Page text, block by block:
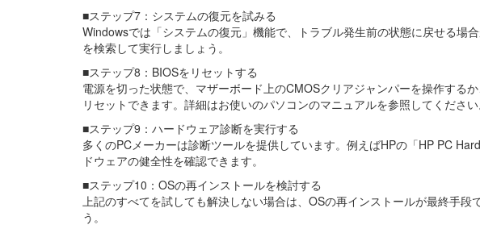
■ステップ7：システムの復元を試みる
Windowsでは「システムの復元」機能で、トラブル発生前の状態に戻せる場
を検索して実行しましょう。
■ステップ8：BIOSをリセットする
電源を切った状態で、マザーボード上のCMOSクリアジャンパーを操作する
リセットできます。詳細はお使いのパソコンのマニュアルを参照してください
■ステップ9：ハードウェア診断を実行する
多くのPCメーカーは診断ツールを提供しています。例えばHPの「HP PC
ドウェアの健全性を確認できます。
■ステップ10：OSの再インストールを検討する
上記のすべてを試しても解決しない場合は、OSの再インストールが最終手
う。